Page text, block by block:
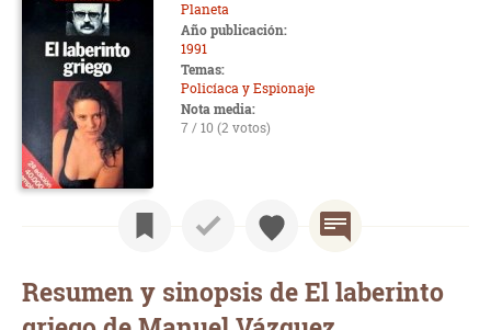
Planeta
Año publicación:
1991
Temas:
Policíaca y Espionaje
Nota media:
7 / 10 (2 votos)
Resumen y sinopsis de El laberinto